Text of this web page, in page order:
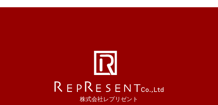
株式会社レプリゼント